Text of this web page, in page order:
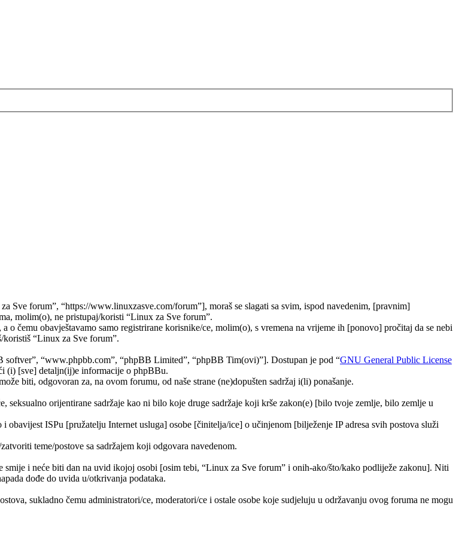
Sve forum”, “https://www.linuxzasve.com/forum”], moraš se slagati sa svim, ispod navedenim, [pravnim]
molim(o), ne pristupaj/koristi “Linux za Sve forum”.
čemu obavještavamo samo registrirane korisnike/ce, molim(o), s vremena na vrijeme ih [ponovo] pročitaj da se nebi
“Linux za Sve forum”.
“www.phpbb.com”, “phpBB Limited”, “phpBB Tim(ovi)”]. Dostupan je pod “GNU General Public License
(i) [sve] detaljn(ij)e informacije o phpBBu.
biti, odgovoran za, na ovom forumu, od naše strane (ne)dopušten sadržaj i(li) ponašanje.
seksualno orijentirane sadržaje kao ni bilo koje druge sadržaje koji krše zakon(e) [bilo tvoje zemlje, bilo zemlje u
ISPu [pružatelju Internet usluga] osobe [činitelja/ice] o učinjenom [bilježenje IP adresa svih postova služi
teme/postove sa sadržajem koji odgovara navedenom.
i neće biti dan na uvid ikojoj osobi [osim tebi, “Linux za Sve forum” i onih-ako/što/kako podliježe zakonu]. Niti
dođe do uvida u/otkrivanja podataka.
sukladno čemu administratori/ce, moderatori/ce i ostale osobe koje sudjeluju u održavanju ovog foruma ne mogu